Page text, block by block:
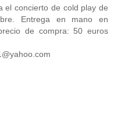
el concierto de cold play de
Entrega en mano en
de compra: 50 euros